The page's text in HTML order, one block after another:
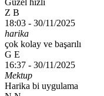
Z B
18:03 - 30/11/2025
harika
çok kolay ve başarılı
G E
16:37 - 30/11/2025
Mektup
Harika bi uygulama